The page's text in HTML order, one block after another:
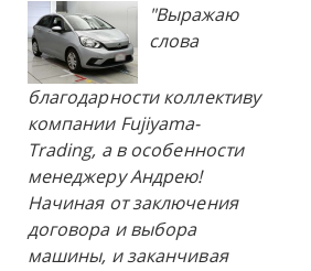
"Выражаю
слова
благодарности коллективу
компании Fujiyama-
Trading, а в особенности
менеджеру Андрею!
Начиная от заключения
договора и выбора
машины, и заканчивая